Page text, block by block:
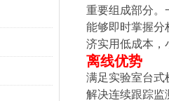
重要组成部分。
能够即时掌握分
济实用低成本，
离线优势
满足实验室台式
解决连续跟踪监